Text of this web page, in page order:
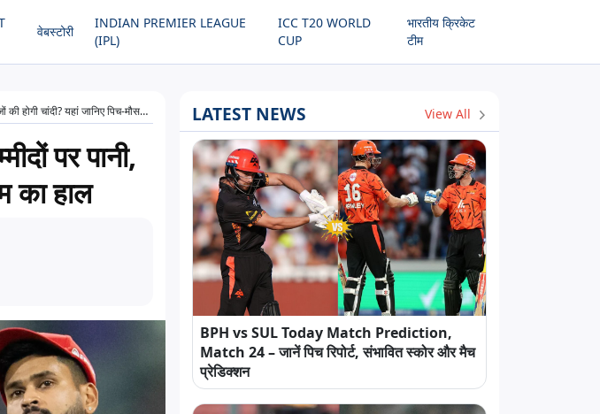
वेबस्टोरी
INDIAN PREMIER LEAGUE
(IPL)
ICC T20 WORLD
CUP
भारतीय क्रिकेट
टीम
चांदी? यहां जानिए पिच-मौसम का हाल
पर पानी,
का हाल
LATEST NEWS View All
BPH vs SUL Today Match Prediction,
Match 24 – जानें पिच रिपोर्ट, संभावित स्कोर और मैच
प्रेडिक्शन